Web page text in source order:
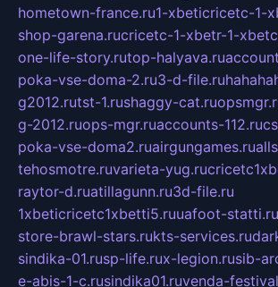
hometown-france.ru1-xbeticricetc-1-
shop-garena.rucricetc-1-xbetr-1-
one-life-story.rutop-halyava.ru
poka-vse-doma-2.ru3-d-file.ru
g2012.rutst-1.rushaggy-cat.ru
g-2012.ruops-mgr.ruaccounts-112.ru
poka-vse-doma2.ruairgungames.ru
tehosmotre.ruvarieta-yug.ru
raytor-d.ruatillagunn.ru3d-file.ru
1xbeticricetc1xbetti5.ruuafoot-statti.ru
store-brawl-stars.rukts-services.ru
sindika-01.rusp-life.rux-legion.rusib-
e-abis-1-c.rusindika01.ruvenda-